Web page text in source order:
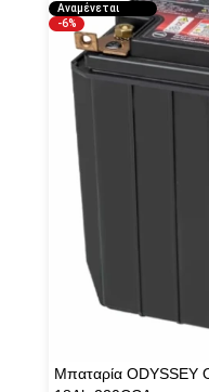
-6%
Αναμένεται
Μπαταρία ODYSSEY